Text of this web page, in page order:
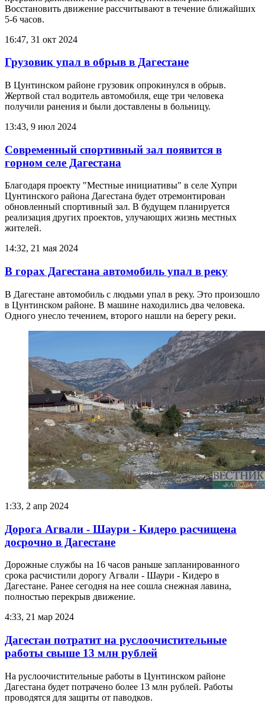
Восстановить движение рассчитывают в течение ближайших
5-6 часов.
16:47, 31 окт 2024
Грузовик упал в обрыв в Дагестане
В Цунтинском районе грузовик опрокинулся в обрыв.
Жертвой стал водитель автомобиля, еще три человека
получили ранения и были доставлены в больницу.
13:43, 9 июл 2024
Современный спортивный зал появится в
горном селе Дагестана
Благодаря проекту "Местные инициативы" в селе Хупри
Цунтинского района Дагестана будет отремонтирован
обновленный спортивный зал. В будущем планируется
реализация других проектов, улучающих жизнь местных
жителей.
14:32, 21 мая 2024
В горах Дагестана автомобиль упал в реку
В Дагестане автомобиль с людьми упал в реку. Это произошло
в Цунтинском районе. В машине находились два человека.
Одного унесло течением, второго нашли на берегу реки.
1:33, 2 апр 2024
Дорога Агвали - Шаури - Кидеро расчищена
досрочно в Дагестане
Дорожные службы на 16 часов раньше запланированного
срока расчистили дорогу Агвали - Шаури - Кидеро в
Дагестане. Ранее сегодня на нее сошла снежная лавина,
полностью перекрыв движение.
4:33, 21 мар 2024
Дагестан потратит на руслоочистительные
работы свыше 13 млн рублей
На руслоочистительные работы в Цунтинском районе
Дагестана будет потрачено более 13 млн рублей. Работы
проводятся для защиты от паводков.